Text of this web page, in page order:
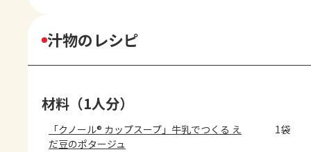
汁物のレシピ
材料（1人分）
「クノール® カップスープ」牛乳でつくる え
だ豆のポタージュ
1袋